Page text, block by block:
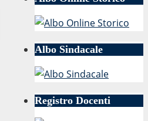
Albo Sindacale
Registro Docenti